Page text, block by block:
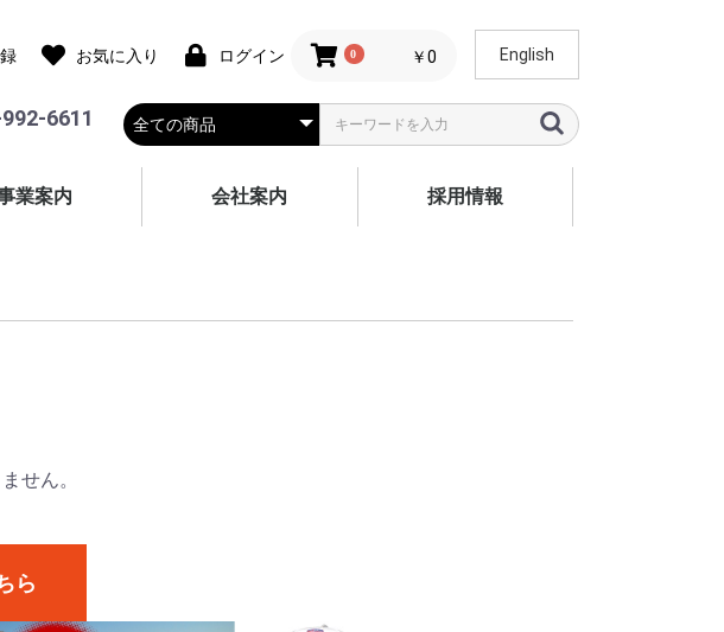
お気に入り ログイン 0 ￥0 English
6611
業案内 会社案内 採用情報
せん。
ら